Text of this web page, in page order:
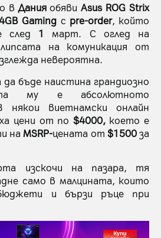
вДанияобявиAsus ROG Strix
Gaming с pre-order, който
след 1
март. С оглед на
на комуникация от
невероятна.
бъде наистина грандиозно
му e абсолютното
някои виетнамски онлайн
цени от по $4000,което е
наMSRP-цената от $1500за
изскочи на пазара, тя
само в малцината, които
и бързи ръце при